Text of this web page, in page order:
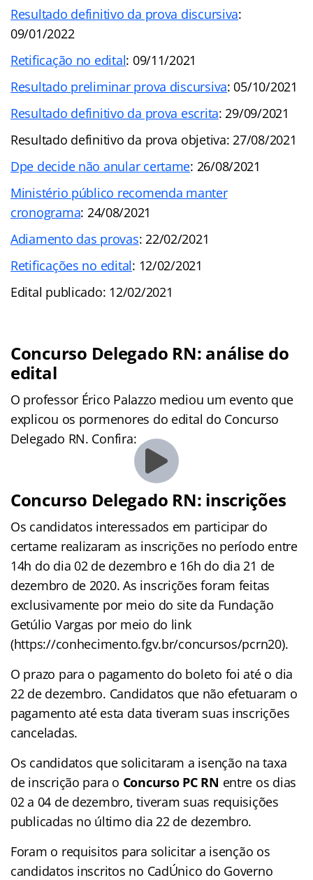
Resultado definitivo da prova discursiva:
09/01/2022
Retificação no edital: 09/11/2021
Resultado preliminar prova discursiva: 05/10/2021
Resultado definitivo da prova escrita: 29/09/2021
Resultado definitivo da prova objetiva: 27/08/2021
Dpe decide não anular certame: 26/08/2021
Ministério público recomenda manter
cronograma: 24/08/2021
Adiamento das provas: 22/02/2021
Retificações no edital: 12/02/2021
Edital publicado: 12/02/2021
Concurso Delegado RN: análise do
edital
O professor Érico Palazzo mediou um evento que
explicou os pormenores do edital do Concurso
Delegado RN. Confira:
Concurso Delegado RN: inscrições
Os candidatos interessados em participar do
certame realizaram as inscrições no período entre
14h do dia 02 de dezembro e 16h do dia 21 de
dezembro de 2020. As inscrições foram feitas
exclusivamente por meio do site da Fundação
Getúlio Vargas por meio do link
(https://conhecimento.fgv.br/concursos/pcrn20).
O prazo para o pagamento do boleto foi até o dia
22 de dezembro. Candidatos que não efetuaram o
pagamento até esta data tiveram suas inscrições
canceladas.
Os candidatos que solicitaram a isenção na taxa
de inscrição para o Concurso PC RN entre os dias
02 a 04 de dezembro, tiveram suas requisições
publicadas no último dia 22 de dezembro.
Foram o requisitos para solicitar a isenção os
candidatos inscritos no CadÚnico do Governo